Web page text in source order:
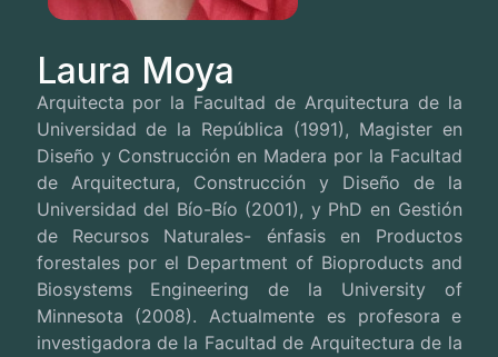
Laura Moya
Arquitecta por la Facultad de Arquitectura de la
Universidad de la República (1991), Magister en
Diseño y Construcción en Madera por la Facultad
de Arquitectura, Construcción y Diseño de la
Universidad del Bío-Bío (2001), y PhD en Gestión
de Recursos Naturales- énfasis en Productos
forestales por el Department of Bioproducts and
Biosystems Engineering de la University of
Minnesota (2008). Actualmente es profesora e
investigadora de la Facultad de Arquitectura de la